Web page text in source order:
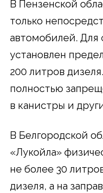
В Пензенской
только
автомобилей. Для
установлен
200 литров
полностью
в канистры и
В Белгородской
«Лукойла»
не более 30
дизеля, а на